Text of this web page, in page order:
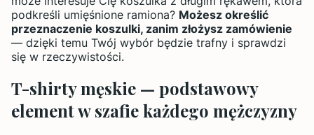
podkreśli umięśnione ramiona? Możesz określić
przeznaczenie koszulki, zanim złożysz zamówienie
— dzięki temu Twój wybór będzie trafny i sprawdzi
się w rzeczywistości.
T-shirty męskie — podstawowy
element w szafie każdego mężczyzny